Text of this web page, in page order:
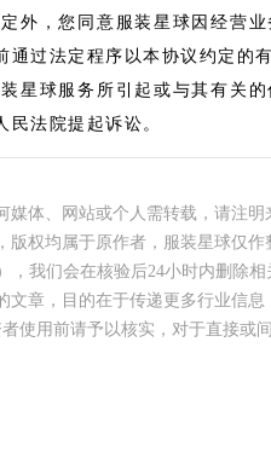
外，您同意服装星球因经营
通过法定程序以本协议约定的
星球服务所引起或与其有关
民法院提起诉讼。
媒体、网站或个人需转载，请注明
版权均属于原作者，服装星球仅
，我们会在核验后24小时内删除
文章，目的在于传递更多行业信
使用前请予以核实，对于直接或